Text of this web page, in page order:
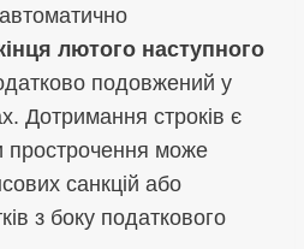
лютого наступного
подовжений у
Дотримання строків є
прострочення може
санкцій або
з боку податкового